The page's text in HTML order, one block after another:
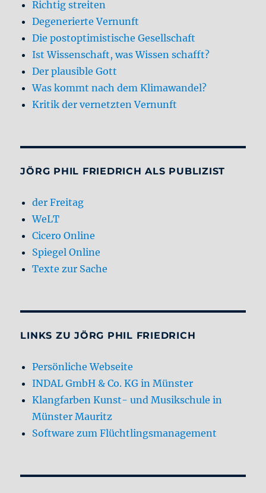
Richtig streiten
Degenerierte Vernunft
Die postoptimistische Gesellschaft
Ist Wissenschaft, was Wissen schafft?
Der plausible Gott
Was kommt nach dem Klimawandel?
Kritik der vernetzten Vernunft
JÖRG PHIL FRIEDRICH ALS PUBLIZIST
der Freitag
WeLT
Cicero Online
Spiegel Online
Texte zur Sache
LINKS ZU JÖRG PHIL FRIEDRICH
Persönliche Webseite
INDAL GmbH & Co. KG in Münster
Klangfarben Kunst- und Musikschule in
Münster Mauritz
Software zum Flüchtlingsmanagement